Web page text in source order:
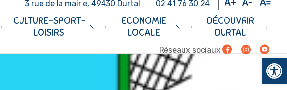
3 rue de la mairie, 49430 Durtal 02 41 76 30 24
•
CULTURE-SPORT-
LOISIRS
•
ECONOMIE
LOCALE
•
DÉCOUVRIR
DURTAL
Réseaux sociaux FacebookInstagram